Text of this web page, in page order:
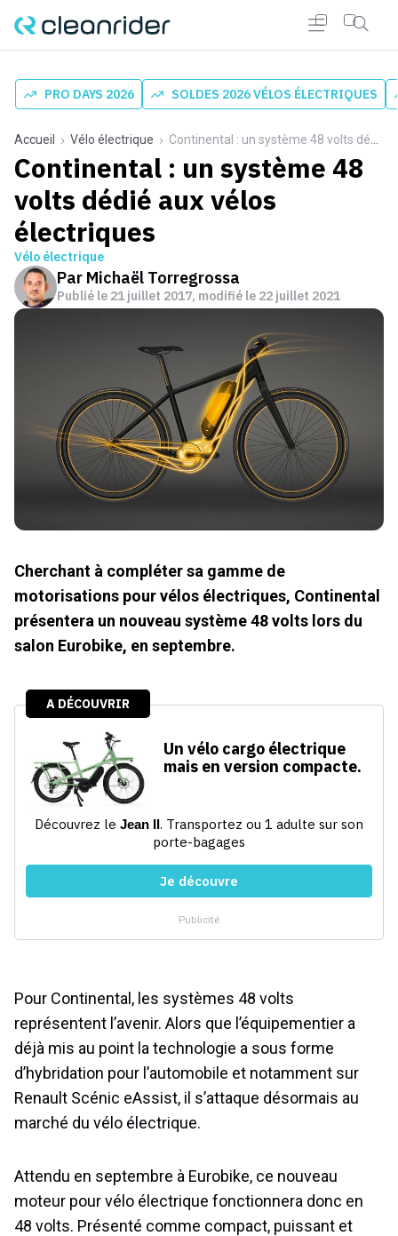
PRO DAYS 2026 SOLDES 2026 VÉLOS ÉLECTRIQUES
Accueil Vélo électrique Continental : un système 48 volts dédié aux vélos électriques
Continental : un système 48
volts dédié aux vélos
électriques
Vélo électrique
Par Michaël Torregrossa
Publié le 21 juillet 2017, modifié le 22 juillet 2021
Cherchant à compléter sa gamme de
motorisations pour vélos électriques, Continental
présentera un nouveau système 48 volts lors du
salon Eurobike, en septembre.
Pour Continental, les systèmes 48 volts
représentent l’avenir. Alors que l’équipementier a
déjà mis au point la technologie a sous forme
d’hybridation pour l’automobile et notamment sur
Renault Scénic eAssist, il s’attaque désormais au
marché du vélo électrique.
Attendu en septembre à Eurobike, ce nouveau
moteur pour vélo électrique fonctionnera donc en
48 volts. Présenté comme compact, puissant et